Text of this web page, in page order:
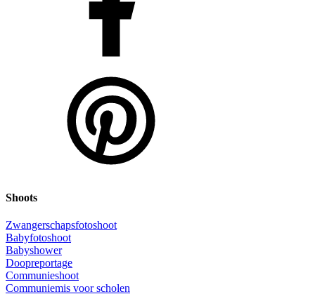
Shoots
Zwangerschapsfotoshoot
Babyfotoshoot
Babyshower
Doopreportage
Communieshoot
Communiemis voor scholen